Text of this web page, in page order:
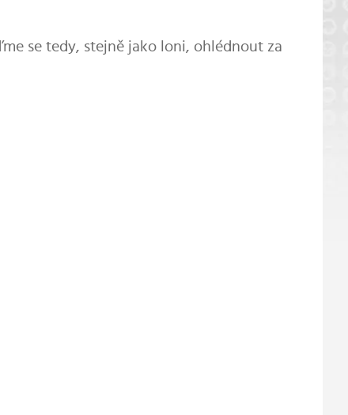
se tedy, stejně jako loni, ohlédnout za